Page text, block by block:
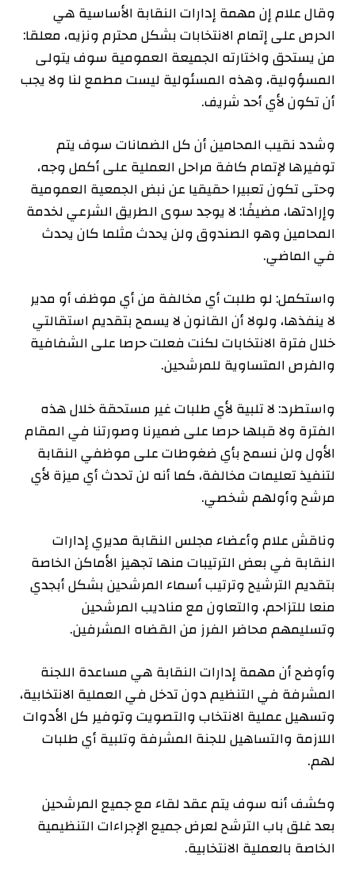
وقال علام إن مهمة إدارات النقابة الأساسية هي
الحرص على إتمام الانتخابات بشكل محترم ونزيه، معلقا:
من يستحق واختارته الجميعة العمومية سوف يتولى
المسؤولية، وهذه المسئولية ليست مطمع لنا ولا يجب
أن تكون لأي أحد شريف.
وشدد نقيب المحامين أن كل الضمانات سوف يتم
توفيرها لإتمام كافة مراحل العملية على أكمل وجه،
وحتى تكون تعبيرا حقيقيا عن نبض الجمعية العمومية
وإرادتها، مضيفًا: لا يوجد سوى الطريق الشرعي لخدمة
المحامين وهو الصندوق ولن يحدث مثلما كان يحدث
في الماضي.
واستكمل: لو طلبت أي مخالفة من أي موظف أو مدير
لا ينفذها، ولولا أن القانون لا يسمح بتقديم استقالتي
خلال فترة الانتخابات لكنت فعلت حرصا على الشفافية
والفرص المتساوية للمرشحين.
واستطرد: لا تلبية لأي طلبات غير مستحقة خلال هذه
الفترة ولا قبلها حرصا على ضميرنا وصورتنا في المقام
الأول ولن نسمح بأي ضغوطات على موظفي النقابة
لتنفيذ تعليمات مخالفة، كما أنه لن تحدث أي ميزة لأي
مرشح وأولهم شخصي.
وناقش علام وأعضاء مجلس النقابة مديري إدارات
النقابة في بعض الترتيبات منها تجهيز الأماكن الخاصة
بتقديم الترشيح وترتيب أسماء المرشحين بشكل أبجدي
منعا للتزاحم، والتعاون مع مناديب المرشحين
وتسليمهم محاضر الفرز من القضاه المشرفين.
وأوضح أن مهمة إدارات النقابة هي مساعدة اللجنة
المشرفة في التنظيم دون تدخل في العملية الانتخابية،
وتسهيل عملية الانتخاب والتصويت وتوفير كل الأدوات
اللازمة والتساهيل للجنة المشرفة وتلبية أي طلبات
لهم.
وكشف أنه سوف يتم عقد لقاء مع جميع المرشحين
بعد غلق باب الترشح لعرض جميع الإجراءات التنظيمية
الخاصة بالعملية الانتخابية.